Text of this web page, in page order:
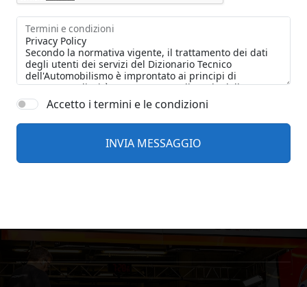
Termini e condizioni
Accetto i termini e le condizioni